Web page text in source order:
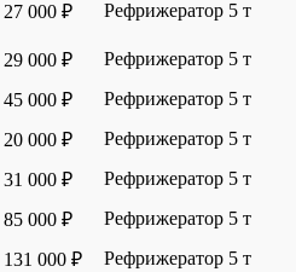
27 000 ₽ Рефрижератор 5 т
29 000 ₽ Рефрижератор 5 т
45 000 ₽ Рефрижератор 5 т
20 000 ₽ Рефрижератор 5 т
31 000 ₽ Рефрижератор 5 т
85 000 ₽ Рефрижератор 5 т
131 000 ₽ Рефрижератор 5 т